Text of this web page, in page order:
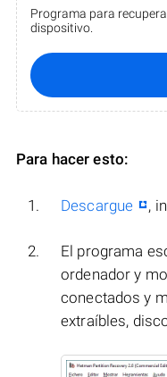
Programa para
dispositivo.
Para hacer esto:
Descargue ,
El programa
ordenador y
conectados y
extraíbles,